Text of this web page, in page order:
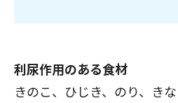
利尿作用のある食材
きのこ、ひじき、のり、き